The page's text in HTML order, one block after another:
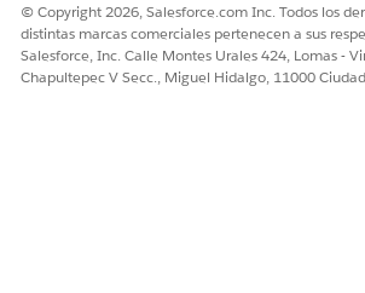
© Copyright 2026, Salesforce.com Inc. Todos los
distintas marcas comerciales pertenecen a sus
Salesforce, Inc. Calle Montes Urales 424, Lomas -
Chapultepec V Secc., Miguel Hidalgo, 11000